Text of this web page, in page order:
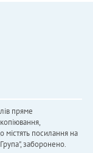
пряме
містять посилання на
заборонено.